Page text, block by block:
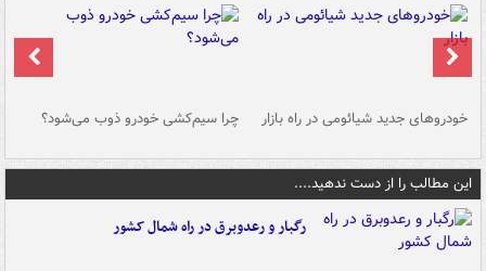
خودروهای جدید شیائومی در راه بازار چرا سیم‌کشی خودرو ذوب می‌شود؟
این مطالب را از دست ندهید....
رگبار و رعدوبرق در راه شمال کشور